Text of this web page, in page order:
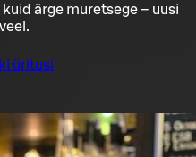
ärge muretsege – uusi
üritusi